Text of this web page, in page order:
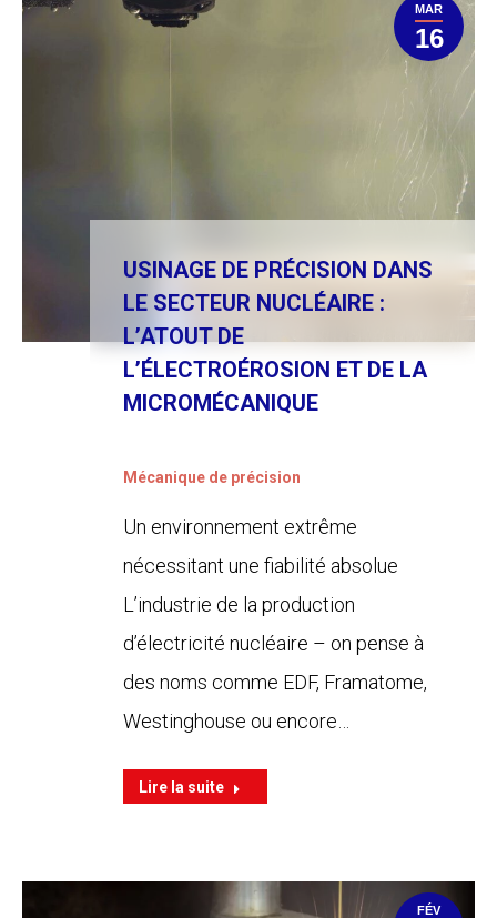
MAR
16
USINAGE DE PRÉCISION DANS
LE SECTEUR NUCLÉAIRE :
L’ATOUT DE
L’ÉLECTROÉROSION ET DE LA
MICROMÉCANIQUE
Mécanique de précision
Un environnement extrême
nécessitant une fiabilité absolue
L’industrie de la production
d’électricité nucléaire – on pense à
des noms comme EDF, Framatome,
Westinghouse ou encore…
Lire la suite
FÉV